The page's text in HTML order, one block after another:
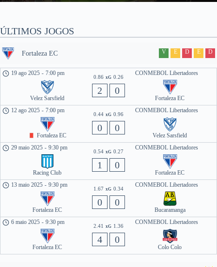
ÚLTIMOS JOGOS
Fortaleza EC V E D E D
CONMEBOL Libertadores
19 ago 2025 - 7:00 pm
Velez Sarsfield
0.86 xG 0.26
2 0
Fortaleza EC
CONMEBOL Libertadores
12 ago 2025 - 7:00 pm
Fortaleza EC
0.44 xG 0.96
0 0
Velez Sarsfield
CONMEBOL Libertadores
29 maio 2025 - 9:30 pm
Racing Club
0.54 xG 0.27
1 0
Fortaleza EC
CONMEBOL Libertadores
13 maio 2025 - 9:30 pm
Fortaleza EC
1.67 xG 0.34
0 0
Bucaramanga
CONMEBOL Libertadores
6 maio 2025 - 9:30 pm
Fortaleza EC
2.41 xG 1.36
4 0
Colo Colo